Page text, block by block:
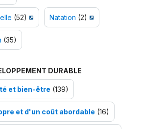
(52) Natation (2)
(35)
DURABLE
et bien-être (139)
et d'un coût abordable (16)